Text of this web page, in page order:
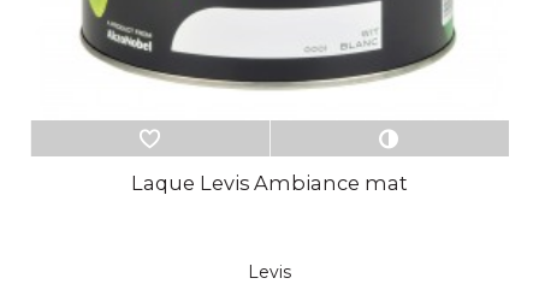
Laque Levis Ambiance mat
Levis